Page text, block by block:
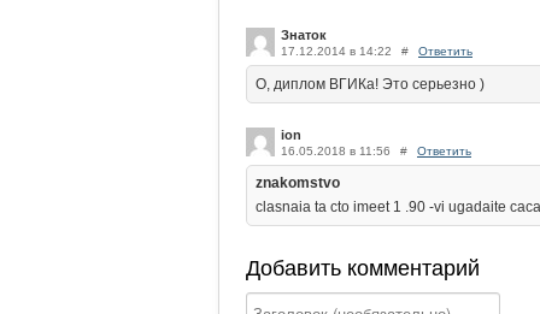
Знаток
17.12.2014 в 14:22 # Ответить
О, диплом ВГИКа! Это серьезно )
ion
16.05.2018 в 11:56 # Ответить
znakomstvo
clasnaia ta cto imeet 1 .90 -vi ugadaite
Добавить комментарий